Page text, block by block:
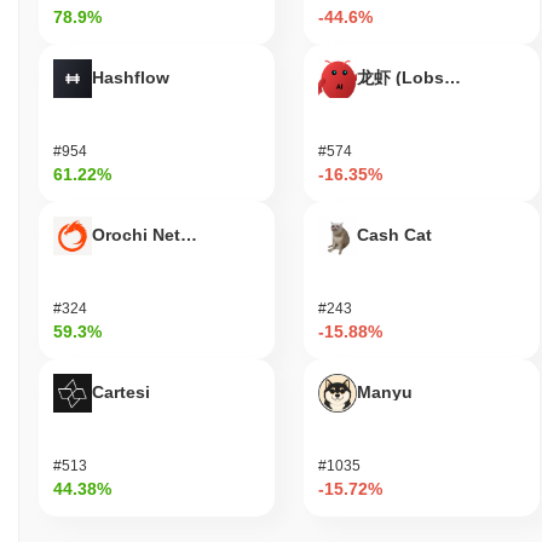
सितंबर 2023 में, प्रोजेक्ट ने अपने लुक्सो मुख्यनेट के लॉन्च की घोषणा की, जो इसके
विकास में एक महत्वपूर्ण मील का पत्थर है। यह अपग्रेड विकेंद्रीकृत अनुप्रयोगों के
विभिन्न साझेदारियां और एकीकरण शामिल हैं जो इसके ब्लॉकचेन क्षेत्र में प्रासंगिकता
प्रोफाइल और लुक्सो टोकन मानक। इसके अतिरिक्त, प्रोजेक्ट एक सक्रिय शासन
संरचना बनाए रखता है, जिसमें चल रहे प्रस्ताव और सामुदायिक मतदान शामिल हैं जो
संकेतक लुक्सो की ब्लॉकचेन और विकेंद्रीकृत अनुप्रयोग क्षेत्रों में निरंतर
प्रासंगिकता का समर्थन करते हैं, जो विभिन्न उद्योगों पर महत्वपूर्ण प्रभाव डालने की
लुक्सो किसके लिए डिज़ाइन किया गया है?
डिज़ाइन किया गया है, जिससे उन्हें विकेंद्रीकृत अनुप्रयोगों और डिजिटल संपत्तियों
का निर्माण करने की अनुमति मिलती है जो उपयोगकर्ता अनुभव को बढ़ाती हैं। यह अपने
78.9%
Hashflow
#954
61.22%
Orochi Network
#324
59.3%
Cartesi
#513
44.38%
-44.6%
龙虾 (Lobster)
#574
-16.35%
Cash Cat
#243
-15.88%
Manyu
#1035
-15.72%